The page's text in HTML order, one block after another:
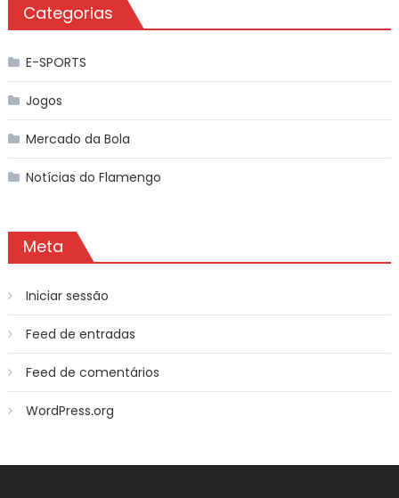
Categorias
E-SPORTS
Jogos
Mercado da Bola
Notícias do Flamengo
Meta
Iniciar sessão
Feed de entradas
Feed de comentários
WordPress.org